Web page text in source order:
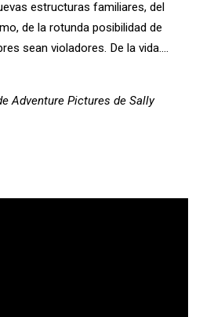
estructuras familiares, del
de la rotunda posibilidad de
sean violadores. De la vida....
Adventure Pictures de Sally